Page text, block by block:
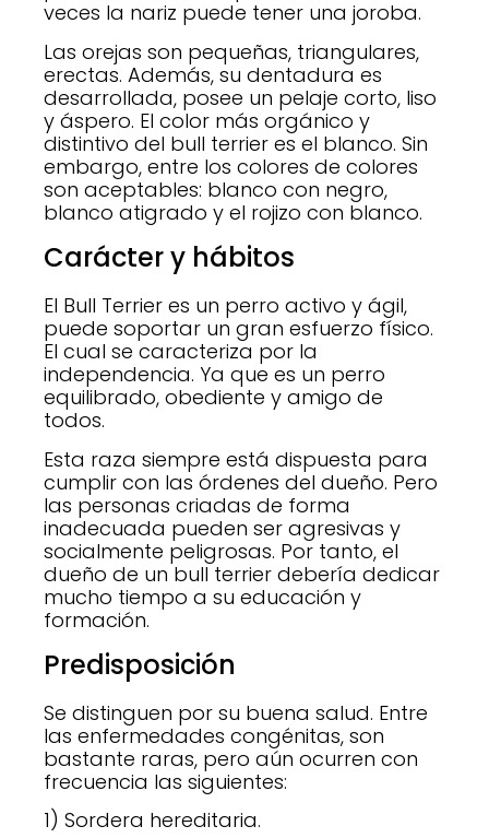
veces la nariz puede tener una joroba.
Las orejas son pequeñas, triangulares,
erectas. Además, su dentadura es
desarrollada, posee un pelaje corto, liso
y áspero. El color más orgánico y
distintivo del bull terrier es el blanco. Sin
embargo, entre los colores de colores
son aceptables: blanco con negro,
blanco atigrado y el rojizo con blanco.
Carácter y hábitos
El Bull Terrier es un perro activo y ágil,
puede soportar un gran esfuerzo físico.
El cual se caracteriza por la
independencia. Ya que es un perro
equilibrado, obediente y amigo de
todos.
Esta raza siempre está dispuesta para
cumplir con las órdenes del dueño. Pero
las personas criadas de forma
inadecuada pueden ser agresivas y
socialmente peligrosas. Por tanto, el
dueño de un bull terrier debería dedicar
mucho tiempo a su educación y
formación.
Predisposición
Se distinguen por su buena salud. Entre
las enfermedades congénitas, son
bastante raras, pero aún ocurren con
frecuencia las siguientes:
1) Sordera hereditaria.